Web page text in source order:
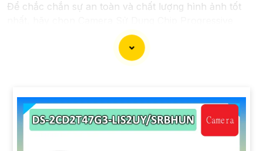
Để chắc chắn sự an toàn và chất lượng hình ảnh tốt
Scan CMOS cho hệ thống giám sát của bạn dưới đây